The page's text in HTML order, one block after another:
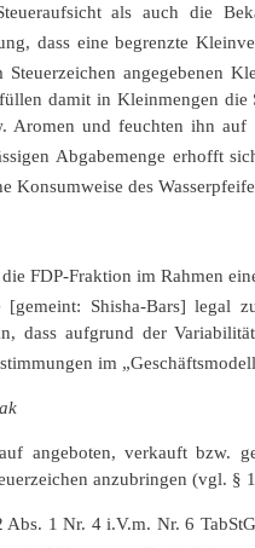
als auch die
dass eine begrenzte
angegebenen
damit in Kleinmengen
Aromen und feuchten ihn
Abgabemenge erhofft
des
FDP-Fraktion im Rahmen
Shisha-Bars] legal
dass aufgrund der
im
angeboten, verkauft bzw.
anzubringen (vgl. §
Abs. 1 Nr. 4 i.V.m. Nr. 6